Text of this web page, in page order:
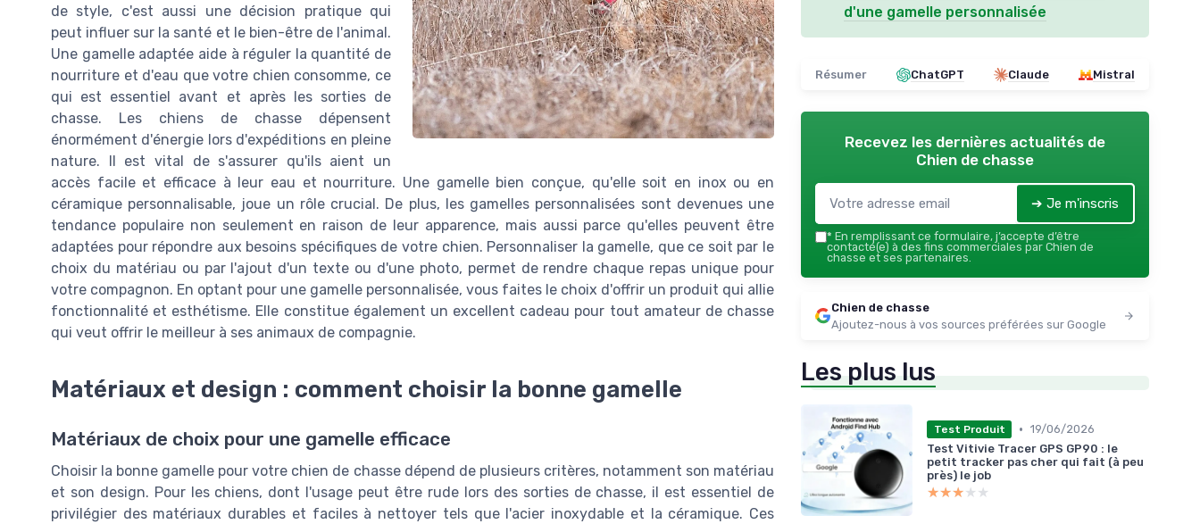
de style, c'est aussi une décision pratique qui
peut influer sur la santé et le bien-être de l'animal.
Une gamelle adaptée aide à réguler la quantité de
nourriture et d'eau que votre chien consomme, ce
qui est essentiel avant et après les sorties de
chasse. Les chiens de chasse dépensent
énormément d'énergie lors d'expéditions en pleine
nature. Il est vital de s'assurer qu'ils aient un
accès facile et efficace à leur eau et nourriture. Une gamelle bien conçue, qu'elle soit en inox ou en
céramique personnalisable, joue un rôle crucial. De plus, les gamelles personnalisées sont devenues une
tendance populaire non seulement en raison de leur apparence, mais aussi parce qu'elles peuvent être
adaptées pour répondre aux besoins spécifiques de votre chien. Personnaliser la gamelle, que ce soit par le
choix du matériau ou par l'ajout d'un texte ou d'une photo, permet de rendre chaque repas unique pour
votre compagnon. En optant pour une gamelle personnalisée, vous faites le choix d'offrir un produit qui allie
fonctionnalité et esthétisme. Elle constitue également un excellent cadeau pour tout amateur de chasse
qui veut offrir le meilleur à ses animaux de compagnie.
Matériaux et design : comment choisir la bonne gamelle
Matériaux de choix pour une gamelle efficace
Choisir la bonne gamelle pour votre chien de chasse dépend de plusieurs critères, notamment son matériau
et son design. Pour les chiens, dont l'usage peut être rude lors des sorties de chasse, il est essentiel de
privilégier des matériaux durables et faciles à nettoyer tels que l'acier inoxydable et la céramique. Ces
d'une gamelle personnalisée
Résumer ChatGPT Claude Mistral
Recevez les dernières actualités de
Chien de chasse
➔ Je m'inscris
* En remplissant ce formulaire, j’accepte d’être
contacté(e) à des fins commerciales par Chien de
chasse et ses partenaires.
Chien de chasse
Ajoutez-nous à vos sources préférées sur Google
Les plus lus
Test Produit • 19/06/2026
Test Vitivie Tracer GPS GP90 : le
petit tracker pas cher qui fait (à peu
près) le job
★★★★★
★★★★★